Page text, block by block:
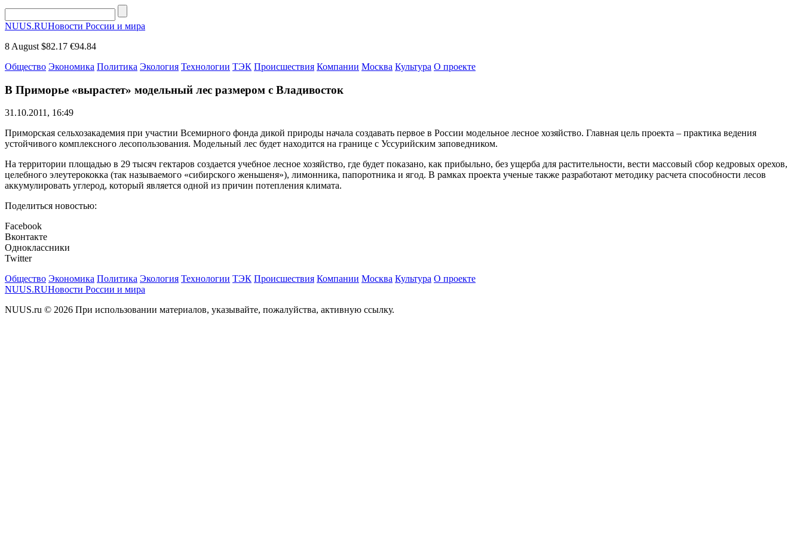
NUUS.RUНовости России и мира
8 August $82.17 €94.84
Общество Экономика Политика Экология Технологии ТЭК Происшествия Компании Москва Культура О проекте
В Приморье «вырастет» модельный лес размером с Владивосток
31.10.2011, 16:49
Приморская сельхозакадемия при участии Всемирного фонда дикой природы начала создавать первое в России модельное лесное хозяйство. Главная цель проекта – практика ведения
устойчивого комплексного лесопользования. Модельный лес будет находится на границе с Уссурийским заповедником.
На территории площадью в 29 тысяч гектаров создается учебное лесное хозяйство, где будет показано, как прибыльно, без ущерба для растительности, вести массовый сбор кедровых орехов,
целебного элеутерококка (так называемого «сибирского женьшеня»), лимонника, папоротника и ягод. В рамках проекта ученые также разработают методику расчета способности лесов
аккумулировать углерод, который является одной из причин потепления климата.
Поделиться новостью:
Facebook
Вконтакте
Одноклассники
Twitter
Общество Экономика Политика Экология Технологии ТЭК Происшествия Компании Москва Культура О проекте
NUUS.RUНовости России и мира
NUUS.ru © 2026 При использовании материалов, указывайте, пожалуйства, активную ссылку.